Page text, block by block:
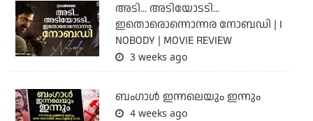
അടി... അടിയോടടി...
ഇതൊരൊന്നൊന്നര നോബഡി | I
NOBODY | MOVIE REVIEW
3 weeks ago
ബംഗാള്‍ ഇന്നലെയും ഇന്നും
4 weeks ago